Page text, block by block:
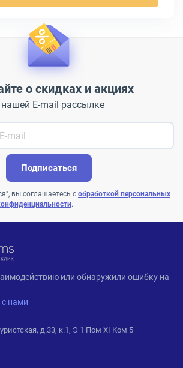
о скидках и акциях
нашей E-mail рассылке
Подписаться
вы соглашаетесь с обработкой персональных
.
или обнаружили ошибку на
с нами
д.33, к.1, Э 1 Пом XI Ком 5